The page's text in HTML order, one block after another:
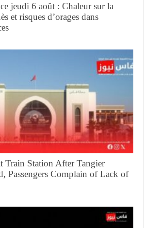
jeudi 6 août : Chaleur sur la
et risques d’orages dans
Train Station After Tangier
Passengers Complain of Lack of